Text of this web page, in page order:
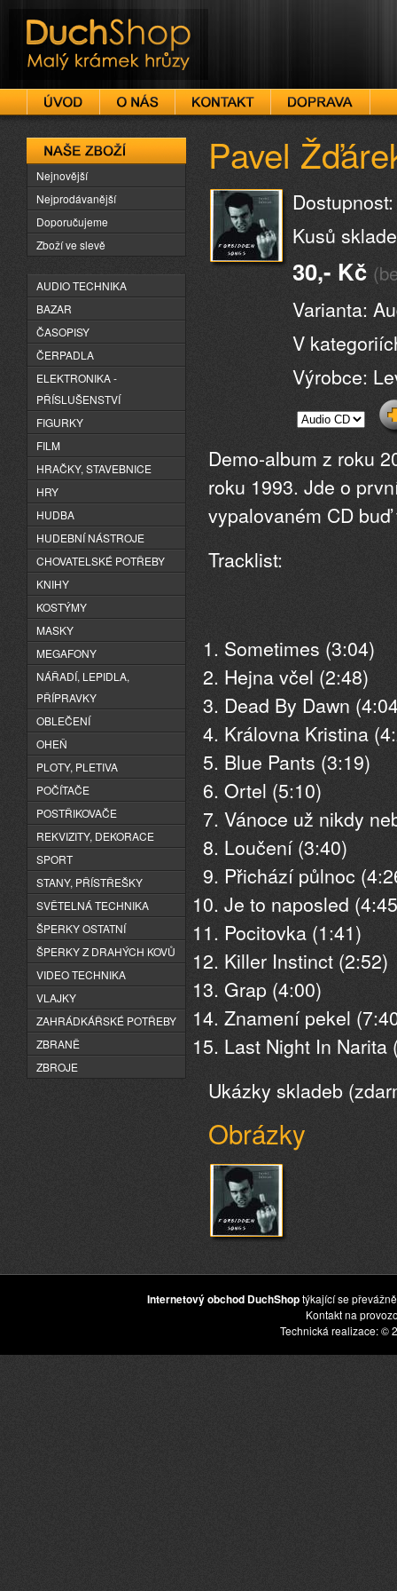
DuchShop
Pavel
Kusů
30,- Kč
Varianta:
V
Výrobce:
Demo-album z roku
roku 1993. Jde o
vypalovaném CD
Tracklist:
Sometimes (3:04)
Hejna včel (2:48)
Dead By Dawn
Královna Kristina
Blue Pants (3:19)
Ortel (5:10)
Vánoce už nikdy
Loučení (3:40)
Přichází půlnoc
Je to naposled
Pocitovka (1:41)
Killer Instinct (2:52)
Grap (4:00)
Znamení pekel
Last Night In Narita
Ukázky skladeb
Obrázky
Naše zboží
Nejnovější
Nejprodávanější
Doporučujeme
Zboží ve slevě
AUDIO TECHNIKA
BAZAR
ČASOPISY
ČERPADLA
ELEKTRONIKA -
PŘÍSLUŠENSTVÍ
FIGURKY
FILM
HRAČKY, STAVEBNICE
HRY
HUDBA
HUDEBNÍ NÁSTROJE
CHOVATELSKÉ POTŘEBY
KNIHY
KOSTÝMY
MASKY
MEGAFONY
NÁŘADÍ, LEPIDLA,
PŘÍPRAVKY
OBLEČENÍ
OHEŇ
PLOTY, PLETIVA
POČÍTAČE
POSTŘIKOVAČE
REKVIZITY, DEKORACE
SPORT
STANY, PŘÍSTŘEŠKY
SVĚTELNÁ TECHNIKA
ŠPERKY OSTATNÍ
ŠPERKY Z DRAHÝCH KOVŮ
VIDEO TECHNIKA
VLAJKY
ZAHRÁDKÁŘSKÉ POTŘEBY
ZBRANĚ
ZBROJE
Internetový obchod DuchShoptýkající se
Kontakt na
Technická realizace: ©